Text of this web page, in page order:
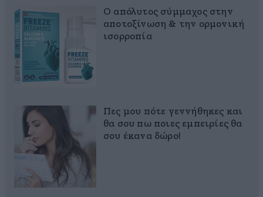
Ο απόλυτος σύμμαχος στην
αποτοξίνωση & την ορμονική
ισορροπία
Πες μου πότε γεννήθηκες και
θα σου πω ποιες εμπειρίες θα
σου έκανα δώρο!